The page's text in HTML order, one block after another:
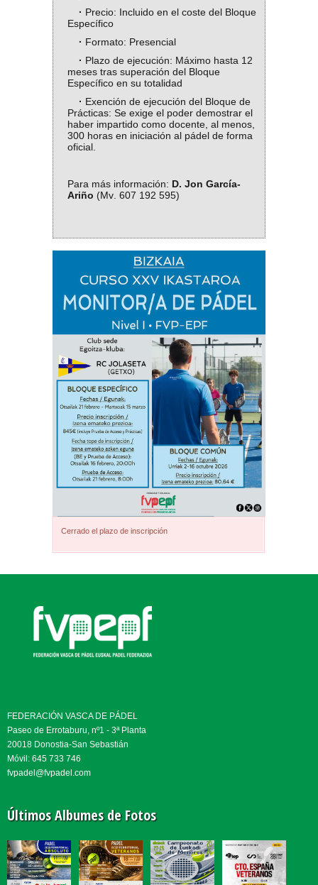
· Precio: Incluido en el coste del Bloque
Específico
· Formato: Presencial
· Plazo de ejecución: Máximo hasta 12
meses tras superación del Bloque
Específico en su totalidad
· Exención de ejecución del Bloque de
Prácticas: Se exige el poder demostrar el
haber impartido como docente, al menos,
300 horas en iniciación al pádel de forma
oficial.
Para más información: D. Jon García-
Ariño (Mv. 607 192 595)
Cerrado el plazo de inscripción
FEDERACIÓN VASCA DE PÁDEL
Paseo de Errotaburu, nº1 - 3ª Planta
20018 Donostia-San Sebastián
Móvil: 645 733 746
fvpadel@fvpadel.com
Últimos Albumes de Fotos